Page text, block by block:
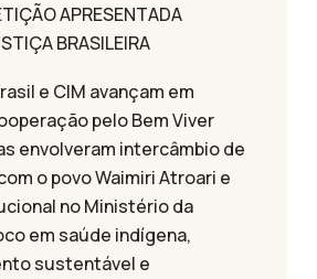
APRESENTADA
BRASILEIRA
e CIM avançam em
pelo Bem Viver
envolveram intercâmbio de
o povo Waimiri Atroari e
no Ministério da
em saúde indígena,
sustentável e